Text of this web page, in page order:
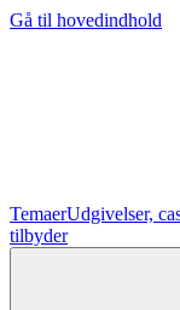
Gå til hovedindhold
TemaerUdgivelser,
tilbyder